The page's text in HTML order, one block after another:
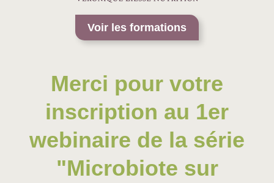
Voir les formations
Merci pour votre
inscription au 1er
webinaire de la série
"Microbiote sur